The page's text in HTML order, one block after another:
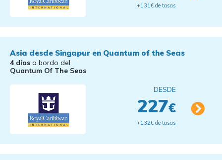
+131€ de tasas
Asia desde Singapur en Quantum of the Seas
4 días a bordo del
Quantum Of The Seas
DESDE
227€
+132€ de tasas